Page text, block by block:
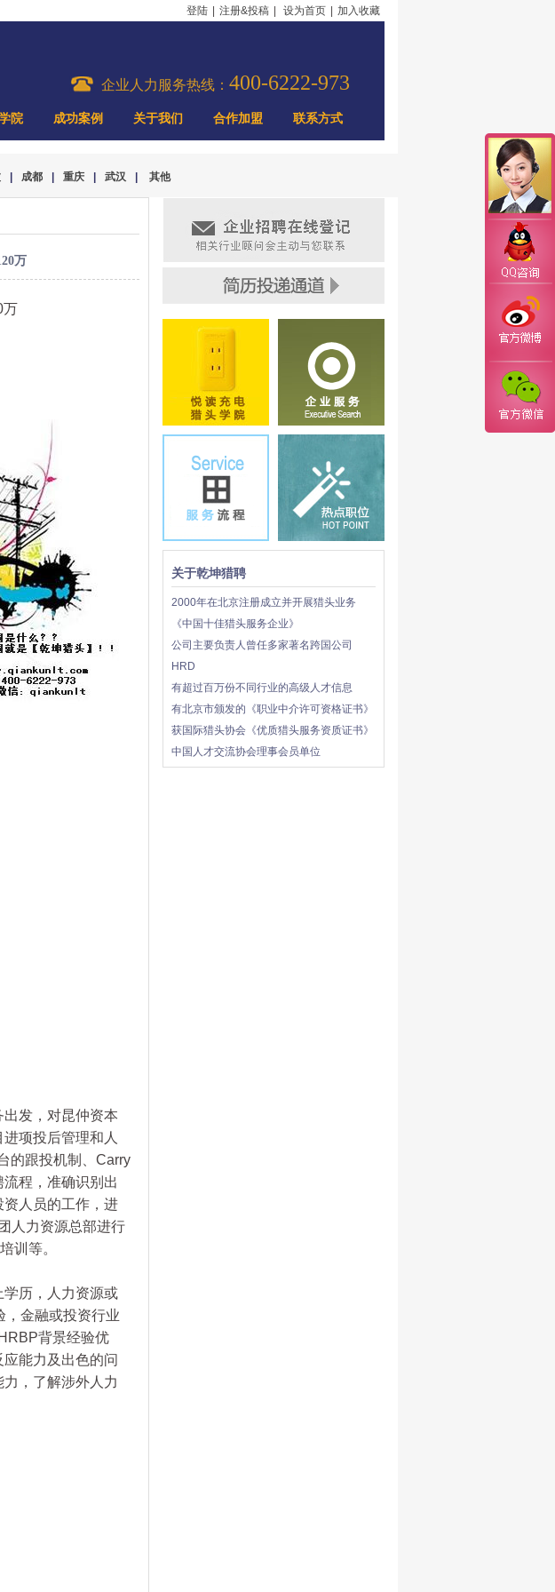
登陆 注册&投稿 设为首页 加入收藏
企业人力服务热线： 400-6222-973
院 成功案例 关于我们 合作加盟 联系方式
成都 重庆 武汉 其他
万
万
发，对昆仲资本
项投后管理和人
的跟投机制、Carry
程，准确识别出
人员的工作，进
人力资源总部进行
训等。
历，人力资源或
，金融或投资行业
背景经验优
能力及出色的问
，了解涉外人力
关于乾坤猎聘
2000年在北京注册成立并开展猎头业务
《中国十佳猎头服务企业》
公司主要负责人曾任多家著名跨国公司
HRD
有超过百万份不同行业的高级人才信息
有北京市颁发的《职业中介许可资格证书》
获国际猎头协会《优质猎头服务资质证书》
中国人才交流协会理事会员单位